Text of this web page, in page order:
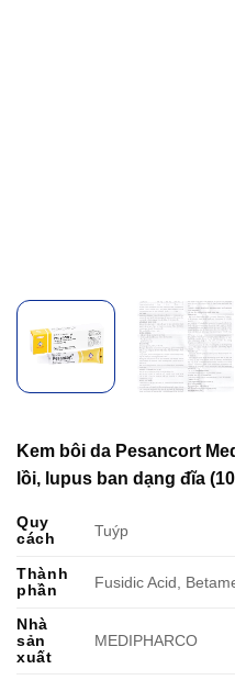
Kem bôi da Pesancort
lồi, lupus ban dạng đĩa
Quy
cách
Tuýp
Thành
phần
Fusidic Acid,
Nhà
sản
xuất
MEDIPHARCO